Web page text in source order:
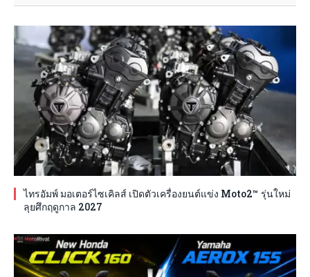
ไทรอัมพ์ มอเตอร์ไซเคิลส์ เปิดตัวเครื่องยนต์แข่ง Moto2™ รุ่นใหม่
ลุยศึกฤดูกาล 2027